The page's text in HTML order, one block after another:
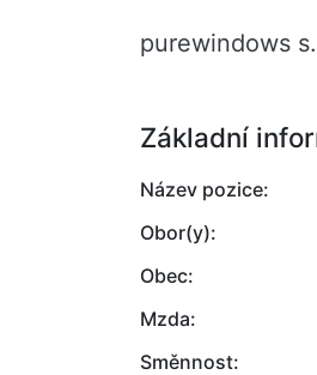
purewindows
Základní
Název pozice:
Obor(y):
Obec:
Mzda:
Směnnost: